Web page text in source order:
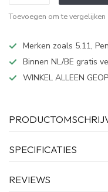
Toevoegen om te vergelijken
Merken zoals 5.11,
Binnen NL/BE gratis
WINKEL ALLEEN
SPECIFICATIES
REVIEWS